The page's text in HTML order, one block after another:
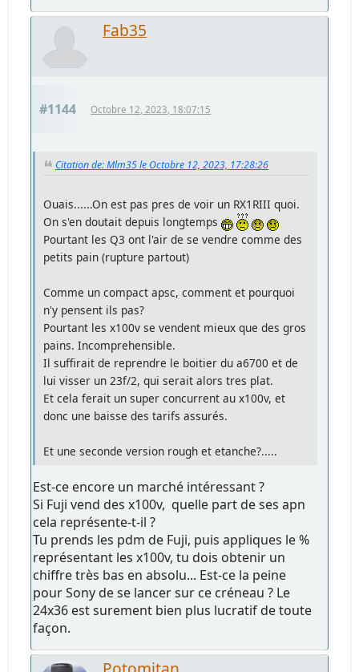
Fab35
#1144 Octobre 12, 2023, 18:07:15
Citation de: Mlm35 le Octobre 12, 2023, 17:28:26
Ouais......On est pas pres de voir un RX1RIII quoi.
On s'en doutait depuis longtemps
Pourtant les Q3 ont l'air de se vendre comme des
petits pain (rupture partout)
Comme un compact apsc, comment et pourquoi
n'y pensent ils pas?
Pourtant les x100v se vendent mieux que des gros
pains. Incomprehensible.
Il suffirait de reprendre le boitier du a6700 et de
lui visser un 23f/2, qui serait alors tres plat.
Et cela ferait un super concurrent au x100v, et
donc une baisse des tarifs assurés.
Et une seconde version rough et etanche?.....
Est-ce encore un marché intéressant ?
Si Fuji vend des x100v, quelle part de ses apn
cela représente-t-il ?
Tu prends les pdm de Fuji, puis appliques le %
représentant les x100v, tu dois obtenir un
chiffre très bas en absolu... Est-ce la peine
pour Sony de se lancer sur ce créneau ? Le
24x36 est surement bien plus lucratif de toute
façon.